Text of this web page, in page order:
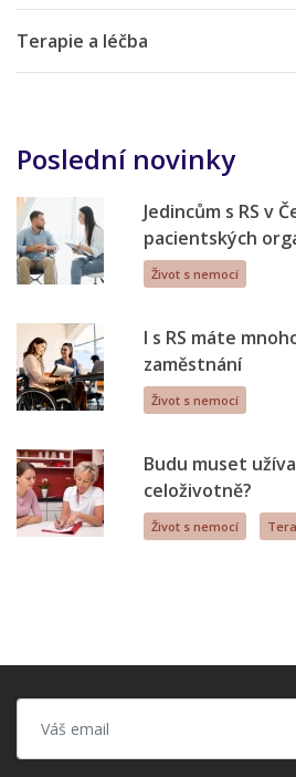
Terapie a léčba
Poslední novinky
Jedincům s RS v
pacientských
Život s nemocí
I s RS máte
zaměstnání
Život s nemocí
Budu muset
celoživotně?
Život s nemocí